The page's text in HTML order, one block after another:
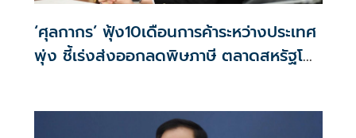
‘ศุลกากร’ ฟุ้ง10เดือนการค้าระหว่างประเทศ
พุ่ง ชี้เร่งส่งออกลดพิษภาษี ตลาดสหรัฐโต